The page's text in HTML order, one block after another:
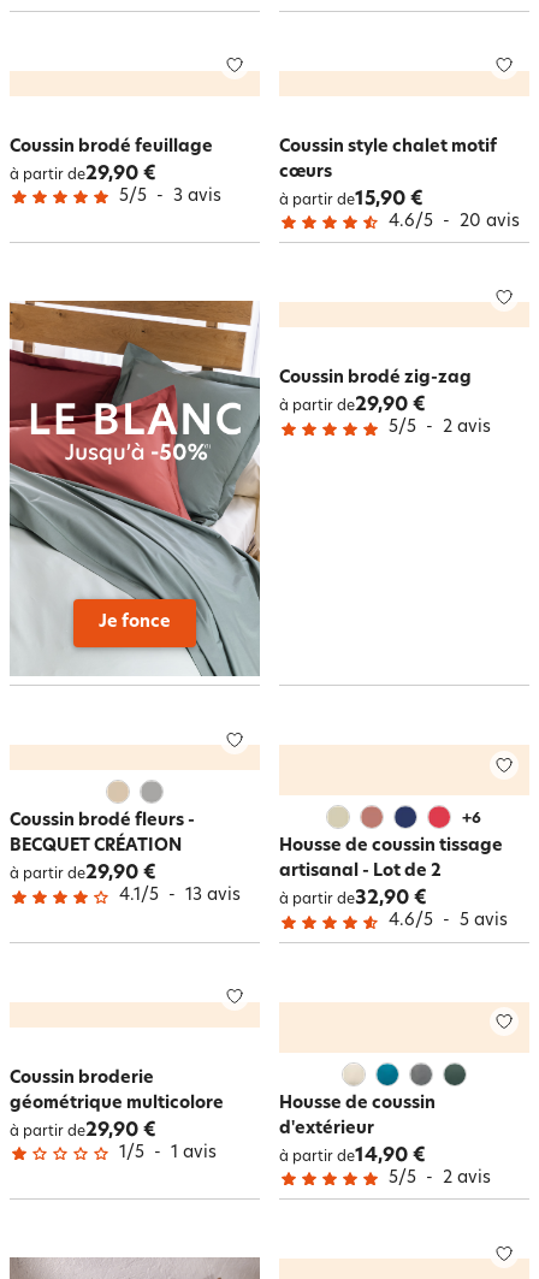
Coussin brodé feuillage
à partir de29,90 €
5/5 - 3 avis
Coussin style chalet motif
cœurs
à partir de15,90 €
4.6/5 - 20 avis
Coussin brodé zig-zag
à partir de29,90 €
5/5 - 2 avis
Coussin brodé fleurs -
BECQUET CRÉATION
à partir de29,90 €
4.1/5 - 13 avis
+6
Housse de coussin tissage
artisanal - Lot de 2
à partir de32,90 €
4.6/5 - 5 avis
Coussin broderie
géométrique multicolore
à partir de29,90 €
1 /5 - 1 avis
Housse de coussin
d'extérieur
à partir de14,90 €
5/5 - 2 avis
Je fonce